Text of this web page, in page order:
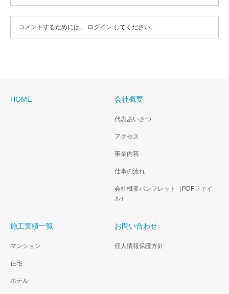
コメントするためには、 ログイン してください。
HOME 会社概要
代表あいさつ
アクセス
事業内容
仕事の流れ
会社概要パンフレット（PDFファイ
ル）
施工実績一覧
マンション
住宅
ホテル
お問い合わせ
個人情報保護方針